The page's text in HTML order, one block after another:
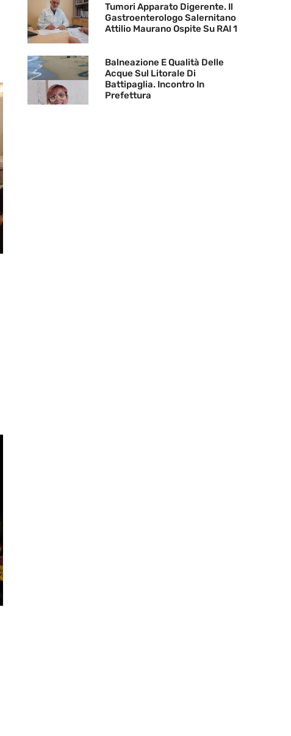
Tumori Apparato Digerente. Il
Gastroenterologo Salernitano
Attilio Maurano Ospite Su RAI 1
Balneazione E Qualità Delle
Acque Sul Litorale Di
Battipaglia. Incontro In
Prefettura